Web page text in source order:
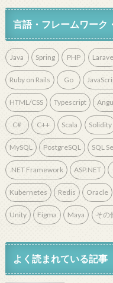
言語・フレームワーク
Java Spring PHP
Ruby on Rails Go
HTML/CSS Typescript
C# C++ Scala Solidity
MySQL PostgreSQL SQL
.NET Framework ASP.NET
Kubernetes Redis Oracle
Unity Figma Maya その
よく読まれている記事